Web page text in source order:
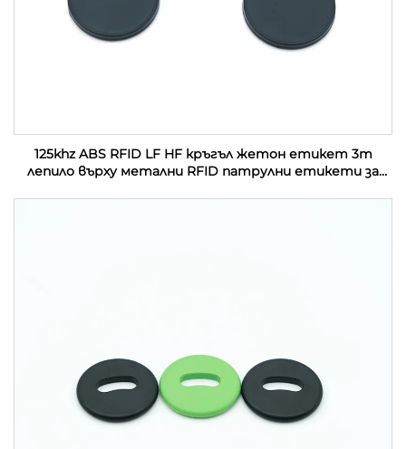
125khz ABS RFID LF HF кръгъл жетон етикет 3m
лепило върху метални RFID патрулни етикети за